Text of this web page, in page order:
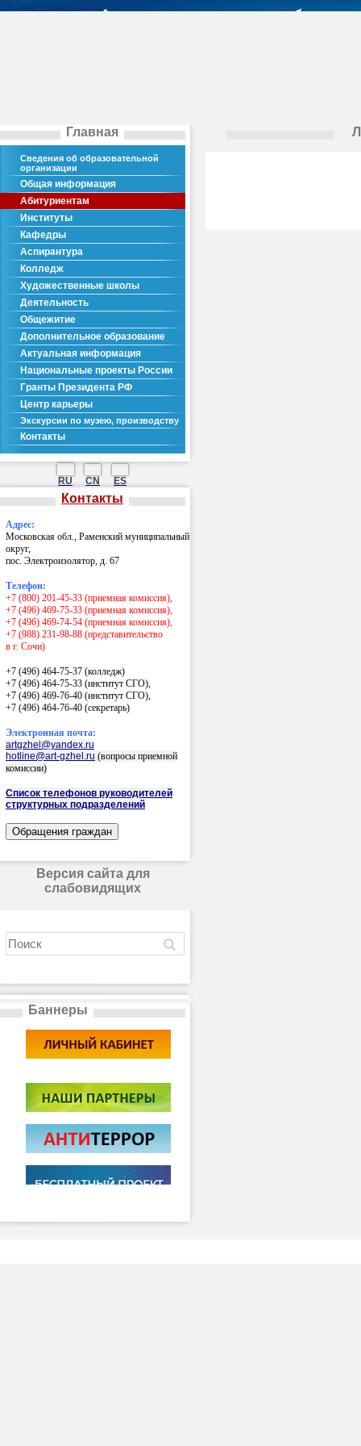
Главная
Сведения об образовательной
организации
Общая информация
Абитуриентам
Институты
Кафедры
Аспирантура
Колледж
Художественные школы
Деятельность
Общежитие
Дополнительное образование
Актуальная информация
Национальные проекты России
Гранты Президента РФ
Центр карьеры
Экскурсии по музею, производству
Контакты
RU CN ES
Контакты
Адрес:
Московская обл., Раменский муниципальный
округ,
пос. Электроизолятор, д. 67
Телефон:
+7 (800) 201-45-33 (приемная комиссия),
+7 (496) 469-75-33 (приемная комиссия),
+7 (496) 469-74-54 (приемная комиссия),
+7 (988) 231-98-88 (представительство
в г. Сочи)
+7 (496) 464-75-37 (колледж)
+7 (496) 464-75-33 (институт СГО),
+7 (496) 469-76-40 (институт СГО),
+7 (496) 464-76-40 (секретарь)
Электронная почта:
artgzhel@yandex.ru
hotline@art-gzhel.ru (вопросы приемной
комиссии)
Список телефонов руководителей
структурных подразделений
Версия сайта для
слабовидящих
Баннеры